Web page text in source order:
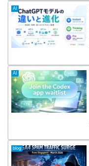
AI
AI
blog